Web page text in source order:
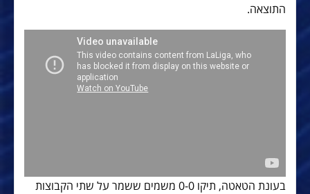
התוצאה.
בעונת הטאטה, תיקו 0-0 משמים ששמר על שתי הקבוצות